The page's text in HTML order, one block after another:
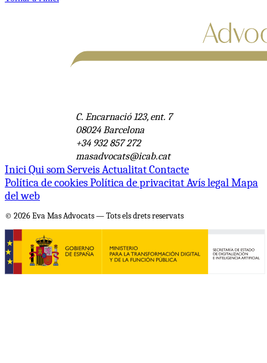
C. Encarnació 123, ent. 7
08024 Barcelona
+34 932 857 272
masadvocats@icab.cat
IniciQui somServeisActualitatContacte
Política de cookiesPolítica de privacitatAvís legalMapa
del web
© 2026 Eva Mas Advocats — Tots els drets reservats